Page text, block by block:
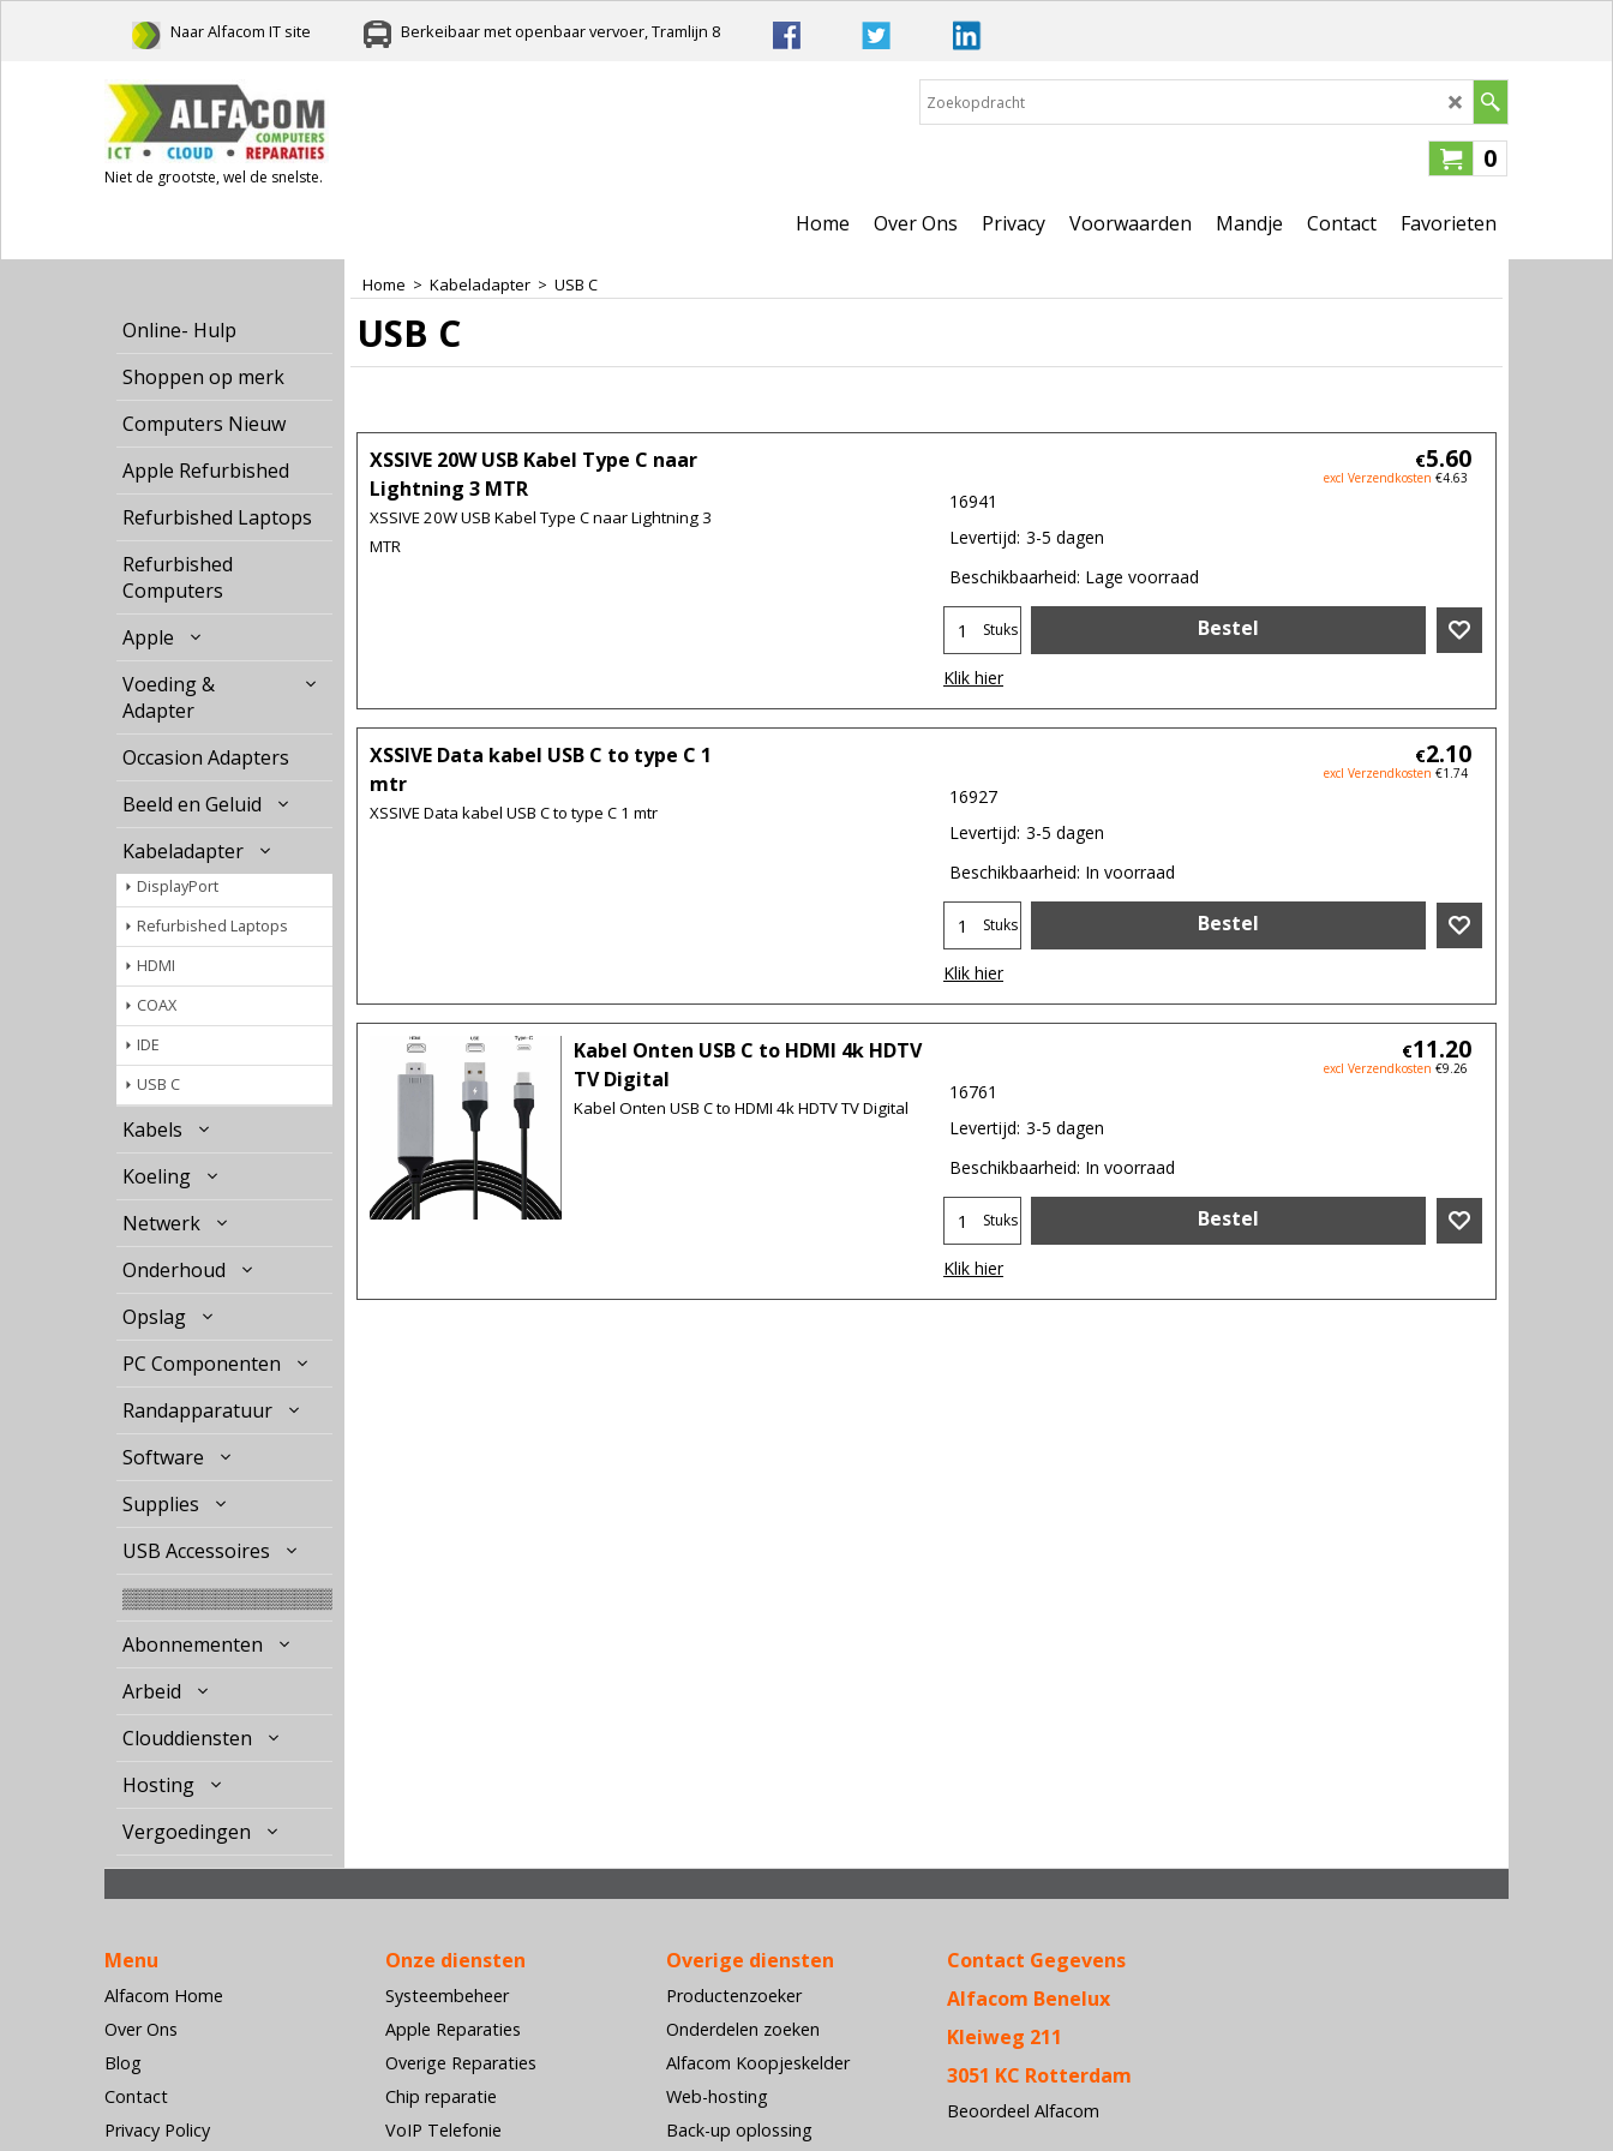
Naar Alfacom IT site Berkeibaar met openbaar vervoer, Tramlijn 8
Niet de grootste, wel de snelste.
0
Home Over Ons Privacy Voorwaarden Mandje Contact Favorieten
Online- Hulp
Shoppen op merk
Computers Nieuw
Apple Refurbished
Refurbished Laptops
Refurbished
Computers
Apple
Voeding &
Adapter
Occasion Adapters
Beeld en Geluid
Kabeladapter
DisplayPort
Refurbished Laptops
HDMI
COAX
IDE
USB C
Kabels
Koeling
Netwerk
Onderhoud
Opslag
PC Componenten
Randapparatuur
Software
Supplies
USB Accessoires
▒▒▒▒▒▒▒▒▒▒▒▒▒▒▒▒
Abonnementen
Arbeid
Clouddiensten
Hosting
Vergoedingen
Home > Kabeladapter > USB C
USB C
XSSIVE 20W USB Kabel Type C naar
Lightning 3 MTR
XSSIVE 20W USB Kabel Type C naar Lightning 3
MTR
€5.60
excl Verzendkosten €4.63
16941
Levertijd: 3-5 dagen
Beschikbaarheid: Lage voorraad
Stuks Bestel
Klik hier
XSSIVE Data kabel USB C to type C 1
mtr
XSSIVE Data kabel USB C to type C 1 mtr
€2.10
excl Verzendkosten €1.74
16927
Levertijd: 3-5 dagen
Beschikbaarheid: In voorraad
Stuks Bestel
Klik hier
Kabel Onten USB C to HDMI 4k HDTV
TV Digital
Kabel Onten USB C to HDMI 4k HDTV TV Digital
€11.20
excl Verzendkosten €9.26
16761
Levertijd: 3-5 dagen
Beschikbaarheid: In voorraad
Stuks Bestel
Klik hier
Menu
Alfacom Home
Over Ons
Blog
Contact
Privacy Policy
Onze diensten
Systeembeheer
Apple Reparaties
Overige Reparaties
Chip reparatie
VoIP Telefonie
Overige diensten
Productenzoeker
Onderdelen zoeken
Alfacom Koopjeskelder
Web-hosting
Back-up oplossing
Contact Gegevens
Alfacom Benelux
Kleiweg 211
3051 KC Rotterdam
Beoordeel Alfacom